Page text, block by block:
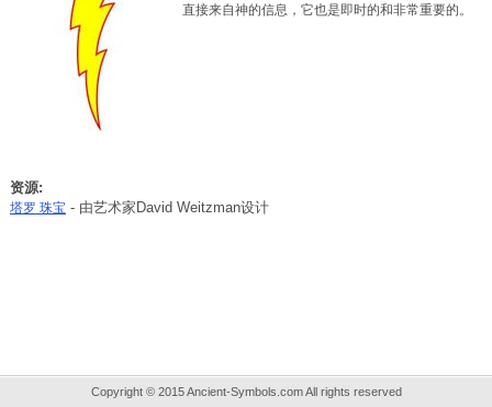
直接来自神的信息，它也是即时的和非常重要的。
资源:
塔罗 珠宝 - 由艺术家David Weitzman设计
Copyright © 2015 Ancient-Symbols.com All rights reserved